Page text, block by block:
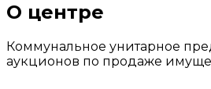
О центре
Коммунальное унитарное
аукционов по продаже